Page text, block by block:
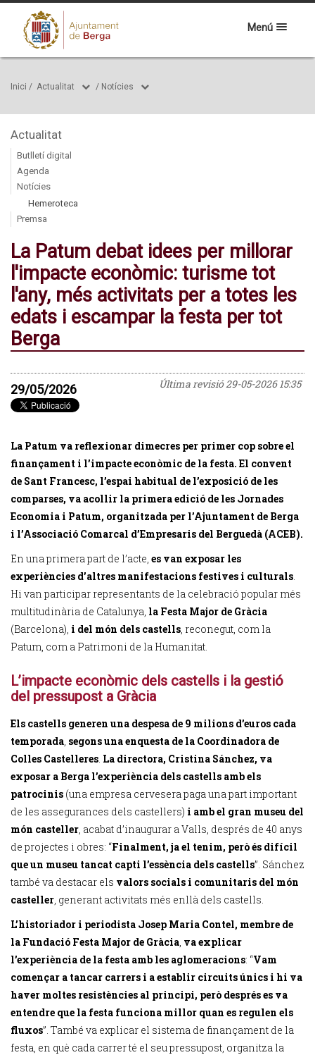
Menú
Inici / Actualitat / Notícies
Actualitat
Butlletí digital
Agenda
Notícies
Hemeroteca
Premsa
La Patum debat idees per millorar
l'impacte econòmic: turisme tot
l'any, més activitats per a totes les
edats i escampar la festa per tot
Berga
Última revisió29-05-2026 15:35
29/05/2026
La Patum va reflexionar dimecres per primer cop sobre el
finançament i l’impacte econòmic de la festa. El convent
de Sant Francesc, l’espai habitual de l’exposició de les
comparses, va acollir la primera edició de les Jornades
Economia i Patum, organitzada per l’Ajuntament de Berga
i l’Associació Comarcal d’Empresaris del Berguedà (ACEB).
En una primera part de l’acte, es van exposar les
experiències d’altres manifestacions festives i culturals.
Hi van participar representants de la celebració popular més
multitudinària de Catalunya, la Festa Major de Gràcia
(Barcelona), i del món dels castells, reconegut, com la
Patum, com a Patrimoni de la Humanitat.
L’impacte econòmic dels castells i la gestió
del pressupost a Gràcia
Els castells generen una despesa de 9 milions d’euros cada
temporada, segons una enquesta de la Coordinadora de
Colles Castelleres. La directora, Cristina Sánchez, va
exposar a Berga l’experiència dels castells amb els
patrocinis (una empresa cervesera paga una part important
de les assegurances dels castellers) i amb el gran museu del
món casteller, acabat d’inaugurar a Valls, després de 40 anys
de projectes i obres: “Finalment, ja el tenim, però és difícil
que un museu tancat capti l’essència dels castells”. Sánchez
també va destacar els valors socials i comunitaris del món
casteller, generant activitats més enllà dels castells.
L’historiador i periodista Josep Maria Contel, membre de
la Fundació Festa Major de Gràcia, va explicar
l’experiència de la festa amb les aglomeracions: “Vam
començar a tancar carrers i a establir circuits únics i hi va
haver moltes resistències al principi, però després es va
entendre que la festa funciona millor quan es regulen els
fluxos”. També va explicar el sistema de finançament de la
festa, en què cada carrer té el seu pressupost, organitza la